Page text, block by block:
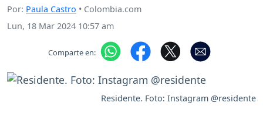
Por: Paula Castro • Colombia.com
Lun, 18 Mar 2024 10:57 am
Comparte en:
Residente. Foto: Instagram @residente